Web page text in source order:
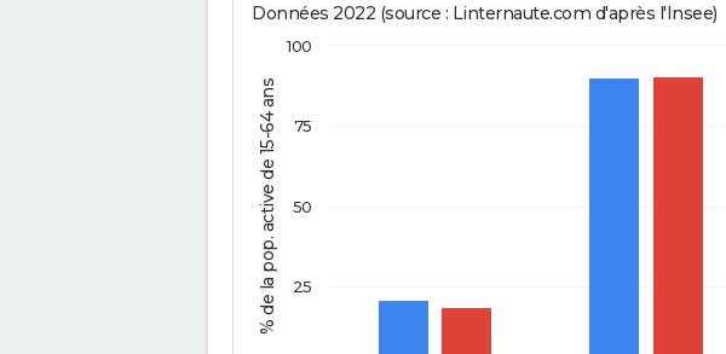
% de la pop. active de 15-64 ans
Données 2022 (source : Linternaute.com d'après l'Insee)
25
50
75
100